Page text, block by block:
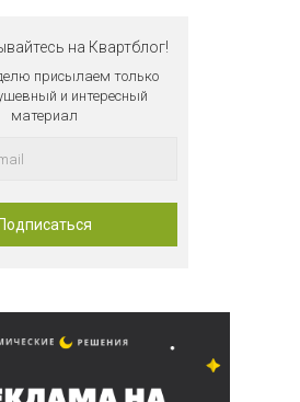
на Квартблог!
присылаем только
и интересный
материал